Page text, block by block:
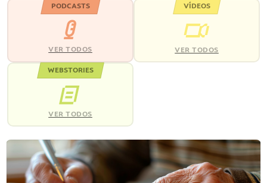
PODCASTS
VER TODOS
VÍDEOS
VER TODOS
WEBSTORIES
VER TODOS